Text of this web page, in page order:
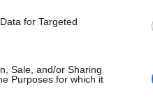
for Targeted
Sale, and/or Sharing
Purposes for which it